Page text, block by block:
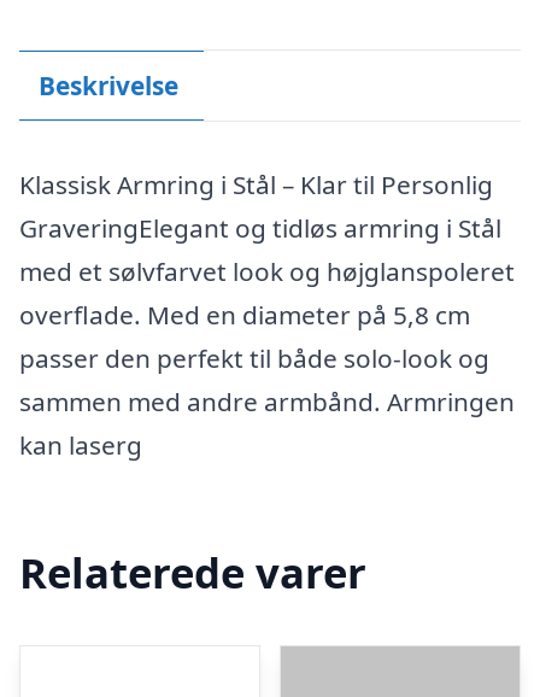
Beskrivelse
Klassisk Armring i Stål – Klar til Personlig
GraveringElegant og tidløs armring i Stål
med et sølvfarvet look og højglanspoleret
overflade. Med en diameter på 5,8 cm
passer den perfekt til både solo-look og
sammen med andre armbånd. Armringen
kan laserg
Relaterede varer